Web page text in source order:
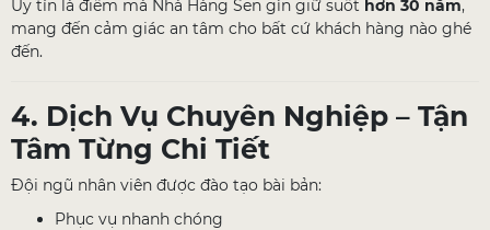
Uy tín là điểm mà Nhà Hàng Sen gìn giữ suốt hơn 30 năm,
mang đến cảm giác an tâm cho bất cứ khách hàng nào ghé
đến.
4. Dịch Vụ Chuyên Nghiệp – Tận
Tâm Từng Chi Tiết
Đội ngũ nhân viên được đào tạo bài bản:
Phục vụ nhanh chóng